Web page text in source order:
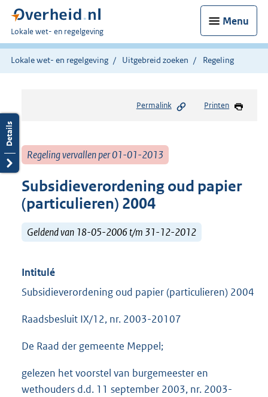
Menu
U
bent
hier:
Lokale wet- en regelgeving
Lokale wet- en regelgeving Uitgebreid zoeken Regeling
Permalink Printen
Regeling vervallen per 01-01-2013
Subsidieverordening oud papier
(particulieren) 2004
Geldend van 18-05-2006 t/m 31-12-2012
Intitulé
Subsidieverordening oud papier (particulieren) 2004
Raadsbesluit IX/12, nr. 2003-20107
De Raad der gemeente Meppel;
gelezen het voorstel van burgemeester en
wethouders d.d. 11 september 2003, nr. 2003-